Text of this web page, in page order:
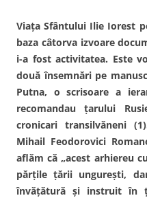
Viaţa Sfântului Ilie Iorest
baza câtorva izvoare
i-a fost activitatea. Este
două însemnări pe
Putna, o scrisoare a
recomandau ţarului
cronicari transilvăneni
Mihail Feodorovici
aflăm că „acest arhiereu
părţile ţării ungureşti,
învăţătură şi instruit în